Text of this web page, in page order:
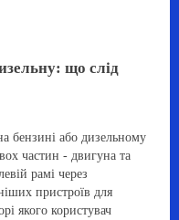
що слід
бензині або дизельному
частин - двигуна та
рамі через
пристроїв для
якого користувач